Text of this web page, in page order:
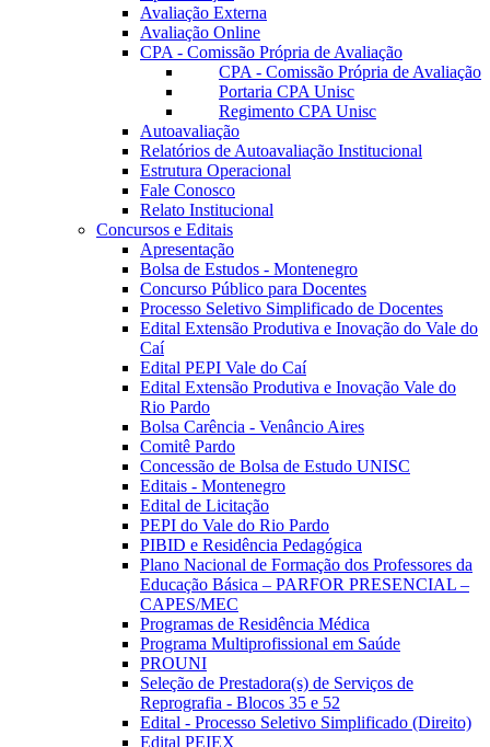
Avaliação Externa
Avaliação Online
CPA - Comissão Própria de Avaliação
CPA - Comissão Própria de Avaliação
Portaria CPA Unisc
Regimento CPA Unisc
Autoavaliação
Relatórios de Autoavaliação Institucional
Estrutura Operacional
Fale Conosco
Relato Institucional
Concursos e Editais
Apresentação
Bolsa de Estudos - Montenegro
Concurso Público para Docentes
Processo Seletivo Simplificado de Docentes
Edital Extensão Produtiva e Inovação do Vale do
Caí
Edital PEPI Vale do Caí
Edital Extensão Produtiva e Inovação Vale do
Rio Pardo
Bolsa Carência - Venâncio Aires
Comitê Pardo
Concessão de Bolsa de Estudo UNISC
Editais - Montenegro
Edital de Licitação
PEPI do Vale do Rio Pardo
PIBID e Residência Pedagógica
Plano Nacional de Formação dos Professores da
Educação Básica – PARFOR PRESENCIAL –
CAPES/MEC
Programas de Residência Médica
Programa Multiprofissional em Saúde
PROUNI
Seleção de Prestadora(s) de Serviços de
Reprografia - Blocos 35 e 52
Edital - Processo Seletivo Simplificado (Direito)
Edital PEIEX